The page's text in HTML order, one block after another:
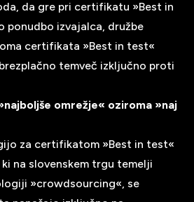
da gre pri certifikatu »Best in
ponudbo izvajalca, družbe
certifikata »Best in test«
temveč izključno proti
omrežje« oziroma »naj
za certifikatom »Best in test«
na slovenskem trgu temelji
»crowdsourcing«, se